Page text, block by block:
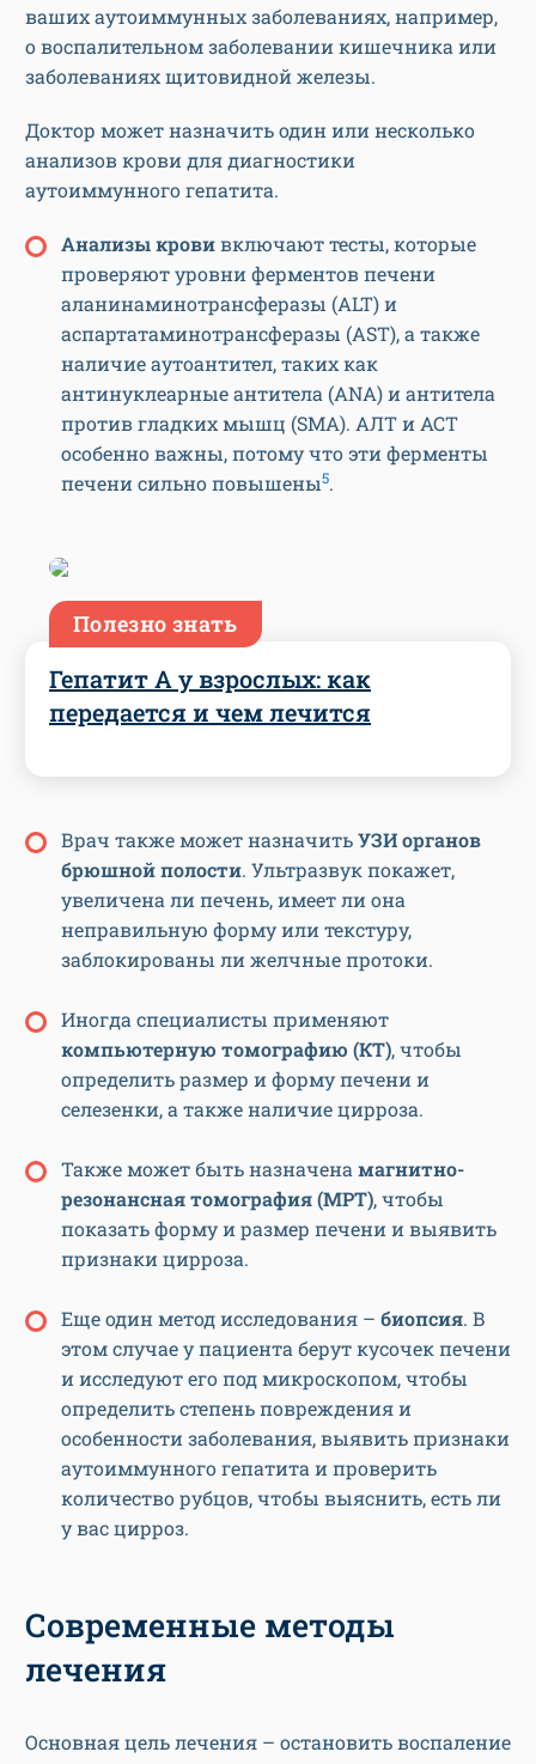
ваших аутоиммунных заболеваниях, например,
о воспалительном заболевании кишечника или
заболеваниях щитовидной железы.
Доктор может назначить один или несколько
анализов крови для диагностики
аутоиммунного гепатита.
Анализы кровивключают тесты, которые
проверяют уровни ферментов печени
аланинаминотрансферазы (ALT) и
аспартатаминотрансферазы (AST), а также
наличие аутоантител, таких как
антинуклеарные антитела (ANA) и антитела
против гладких мышц (SMA). АЛТ и АСТ
особенно важны, потому что эти ферменты
печени сильно повышены5.
Полезно знать
Гепатит А у взрослых: как
передается и чем лечится
Врач также может назначитьУЗИ органов
брюшной полости. Ультразвук покажет,
увеличена ли печень, имеет ли она
неправильную форму или текстуру,
заблокированы ли желчные протоки.
Иногда специалисты применяют
компьютерную томографию (КТ), чтобы
определить размер и форму печени и
селезенки, а также наличие цирроза.
Также может быть назначенамагнитно-
резонансная томография (МРТ), чтобы
показать форму и размер печени и выявить
признаки цирроза.
Еще один метод исследования – биопсия. В
этом случае у пациента берут кусочек печени
и исследуют его под микроскопом, чтобы
определить степень повреждения и
особенности заболевания, выявить признаки
аутоиммунного гепатита и проверить
количество рубцов, чтобы выяснить, есть ли
у вас цирроз.
Современные методы
лечения
Основная цель лечения – остановить воспаление